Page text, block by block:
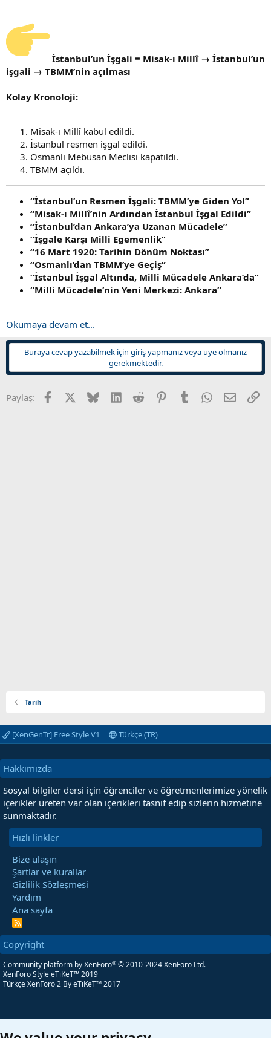
İstanbul’un İşgali = Misak-ı Millî → İstanbul’un
işgali → TBMM’nin açılması
Kolay Kronoloji:
Misak-ı Millî kabul edildi.
İstanbul resmen işgal edildi.
Osmanlı Mebusan Meclisi kapatıldı.
TBMM açıldı.
“İstanbul’un Resmen İşgali: TBMM’ye Giden Yol”
“Misak-ı Millî’nin Ardından İstanbul İşgal Edildi”
“İstanbul’dan Ankara’ya Uzanan Mücadele”
“İşgale Karşı Milli Egemenlik”
“16 Mart 1920: Tarihin Dönüm Noktası”
“Osmanlı’dan TBMM’ye Geçiş”
“İstanbul İşgal Altında, Milli Mücadele Ankara’da”
“Milli Mücadele’nin Yeni Merkezi: Ankara”
Okumaya devam et...
Buraya cevap yazabilmek için giriş yapmanız veya üye olmanız
gerekmektedir.
Paylaş: Facebook BlueskyLinkedInReddit PinterestTumblr WhatsApp
E-posta
Tarih
[XenGenTr] Free Style V1 Türkçe (TR)
Hakkımızda
Sosyal bilgiler dersi için öğrenciler ve öğretmenlerimize yönelik
içerikler üreten var olan içerikleri tasnif edip sizlerin hizmetine
sunmaktadır.
Hızlı linkler
Bize ulaşın
Şartlar ve kurallar
Gizlilik Sözleşmesi
Yardım
Ana sayfa
R
S
Copyright
Community platform by XenForo® © 2010-2024 XenForo Ltd.
XenForo Style eTiKeT™ 2019
Türkçe XenForo 2 By eTiKeT™ 2017